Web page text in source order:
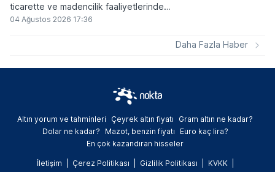
ticarette ve madencilik faaliyetlerinde
kripto varlıkların kullanımına onay veren
04 Ağustos 2026 17:36
Daha Fazla Haber
Altın yorum ve tahminleri Çeyrek altın fiyatı
Gram altın ne kadar?
Dolar ne kadar?
Mazot, benzin fiyatı
Euro kaç lira?
En çok kazandıran hisseler
İletişim Çerez Politikası Gizlilik Politikası
KVKK